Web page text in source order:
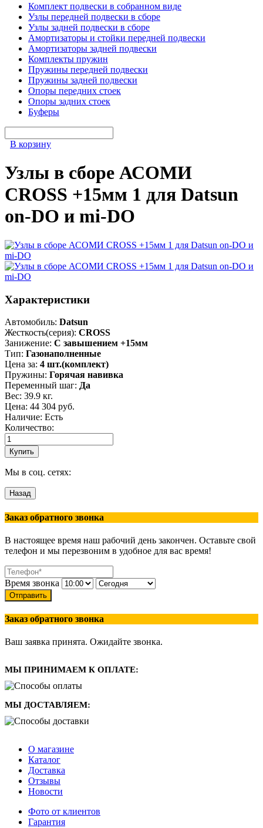
Комплект подвески в собранном виде
Узлы передней подвески в сборе
Узлы задней подвески в сборе
Амортизаторы и стойки передней подвески
Амортизаторы задней подвески
Комплекты пружин
Пружины передней подвески
Пружины задней подвески
Опоры передних стоек
Опоры задних стоек
Буферы
В корзину
Узлы в сборе АСОМИ
CROSS +15мм 1 для Datsun
on-DO и mi-DO
Характеристики
Автомобиль: Datsun
Жесткость(серия): CROSS
Занижение: С завышением +15мм
Тип: Газонаполненные
Цена за: 4 шт.(комплект)
Пружины: Горячая навивка
Переменный шаг: Да
Вес: 39.9 кг.
Цена: 44 304 руб.
Наличие: Есть
Количество:
Мы в соц. сетях:
Заказ обратного звонка
В настоящее время наш рабочий день закончен. Оставьте свой
телефон и мы перезвоним в удобное для вас время!
Время звонка
Отправить
Заказ обратного звонка
Ваш заявка принята. Ожидайте звонка.
МЫ ПРИНИМАЕМ К ОПЛАТЕ:
МЫ ДОСТАВЛЯЕМ:
О магазине
Каталог
Доставка
Отзывы
Новости
Фото от клиентов
Гарантия